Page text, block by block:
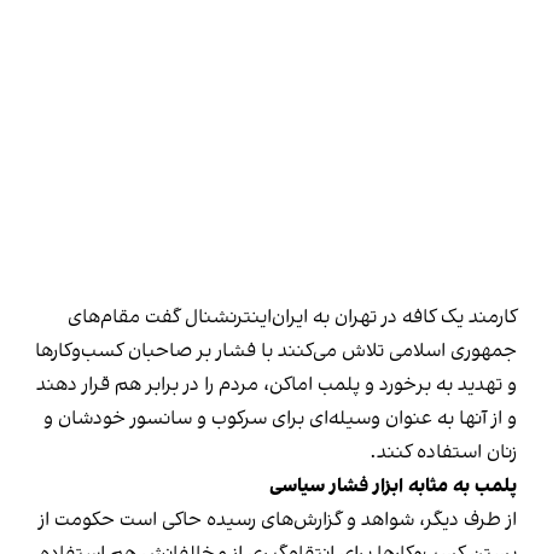
کارمند یک کافه در تهران به ایران‌اینترنشنال گفت مقام‌های
جمهوری اسلامی تلاش می‌کنند با فشار بر صاحبان کسب‌وکارها
و تهدید به برخورد و پلمب اماکن، مردم را در برابر هم قرار دهند
و از آنها به عنوان وسیله‌ای برای سرکوب و سانسور خودشان و
زنان استفاده کنند.
پلمب به مثابه ابزار فشار سیاسی
از طرف دیگر، شواهد و گزارش‌های رسیده حاکی است حکومت از